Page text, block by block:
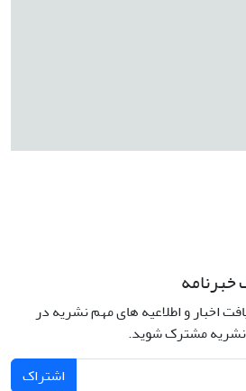
خبرنامه
اخبار و اطلاعیه های مهم نشریه در
نشریه مشترک شوید.
اشتراک